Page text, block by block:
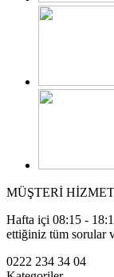
MÜŞTERİ
Hafta içi 08:15 -
ettiğiniz tüm sorular
0222 234 34 04